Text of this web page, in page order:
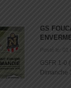
GS
Posté le: 01
GSFR 1-0
Dimanche